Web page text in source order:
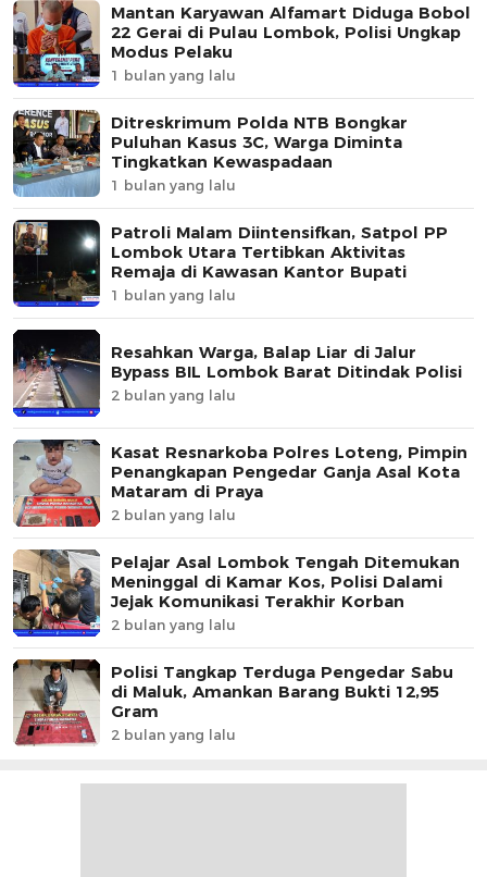
Mantan Karyawan Alfamart Diduga Bobol
22 Gerai di Pulau Lombok, Polisi Ungkap
Modus Pelaku
1 bulan yang lalu
Ditreskrimum Polda NTB Bongkar
Puluhan Kasus 3C, Warga Diminta
Tingkatkan Kewaspadaan
1 bulan yang lalu
Patroli Malam Diintensifkan, Satpol PP
Lombok Utara Tertibkan Aktivitas
Remaja di Kawasan Kantor Bupati
1 bulan yang lalu
Resahkan Warga, Balap Liar di Jalur
Bypass BIL Lombok Barat Ditindak Polisi
2 bulan yang lalu
Kasat Resnarkoba Polres Loteng, Pimpin
Penangkapan Pengedar Ganja Asal Kota
Mataram di Praya
2 bulan yang lalu
Pelajar Asal Lombok Tengah Ditemukan
Meninggal di Kamar Kos, Polisi Dalami
Jejak Komunikasi Terakhir Korban
2 bulan yang lalu
Polisi Tangkap Terduga Pengedar Sabu
di Maluk, Amankan Barang Bukti 12,95
Gram
2 bulan yang lalu